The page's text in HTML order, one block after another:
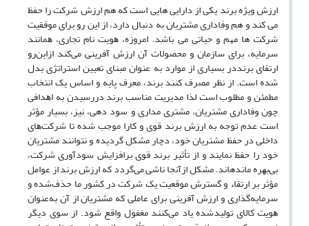
ارزش ویژه برند یکی از دارایی هایی است که هم ارزش شرکت را حفظ
می کند و هم وفاداری مشتریان به دنبال دارد، از این رو برای موفقیت
شرکت ها مهم و حیاتی می باشد. اﻣﺮوزه، ﻫﻮﯾﺖ ﻧﺎم ﺗﺠﺎری، ﻫﻤﺎﻧﻨﺪ
ﺳﺮﻣﺎﯾﻪ، ﺑﺮای ﺳﺎزﻣﺎن و ﻣﺤﺼﻮﻻت آن ارزش آﻓﺮﯾﻨﯽ ﻣﯽﮐﻨﺪ ازاﯾﻦرو
ارﺗﻘﺎی برنددر ﺑﺴﯿﺎری از ﻣﻮارد ﺑﻪ ﻋﻨﻮان ﻣﺒﻨﺎی ﺗﻌﯿﯿﻦ اﺳﺘﺮاﺗﮋی ﺑﺪل
ﺷﺪه اﺳﺖ. از ﻧﻈﺮ ﻣﺼﺮف ﮐﻨﻨﺪ برند، ﻣﻌﺮف ﭘﺎﯾﻪ و اﺳﺎس ﯾﮏ اﻧﺘﺨﺎب
ﻣﻄﻤﺌﻦ و ﻣﻄﻠﻮب اﺳﺖ ﻟﺬا ﻣﺪﯾﺮﯾﺖ ﻣﻨﺎﺳﺐ برند دررﺳﯿﺪن ﺑﻪ اﻫﺪاﻓﯽ
ﭼﻮن وﻓﺎداری ﻣﺸﺘﺮﯾﺎن، ﻣﺸﺘﺮی ﻣﺪاری و سود دهی، ﻧﯿﺰ، ﺑﺴﯿﺎر ﻣﺆﺛﺮ
اﺳﺖ ﻋﺪم ﺗﻮﺟﻪ ﺑﻪ ارزش برند ﻗﻮی و ﮐﺎرا ﻣﻮﺟﺐ ﺷﺪه ﺗﺎ ﺷﺮﮐﺖﻫﺎی
داﺧﻠﯽ در ﺣﻔﻆ ﻣﺸﺘﺮﯾﺎن ﺧﻮد، دﭼﺎر ﻣﺸﮑﻞ ﮔﺮدﯾﺪه و ﻧﺘﻮاﻧﻨﺪ ﻣﺸﺘﺮﯾﺎن
ﺧﻮد را ﺣﻔﻆ ﻧﻤﺎﯾﻨﺪ و از ﺗﺄﺛﯿﺮ برند ﻗﻮی ﺑﺮاﻓﺰاﯾﺶ ﺳﻮدآوری ﺷﺮﮐﺖ،
ﺑﯽﺑﻬﺮه ﻣﺎﻧﺪهاﻧﺪ. ﻣﺸﮑﻞ ازآﻧﺠﺎ ﻧﺎﺷﯽ ﻣﯽﮔﺮدد ﮐﻪ ارزش برند از ﻋﻮاﻣﻞ
ﻣﺆﺛﺮ ﺑﺮ ارﺗﻘﺎء و ﮔﺴﺘﺮش ﻣﻮﻗﻌﯿﺖ ﯾﮏ ﺷﺮﮐﺖ در ﮐﺸﻮر ﻣﺎ ﺣﺬفﺷﺪه و
ﺳﺮﻣﺎﯾﻪﮔﺬاری و ارزش آﻓﺮﯾﻨﯽ ﺑﺮای ﻋﺎﻣﻠﯽ ﮐﻪ ﻣﺸﺘﺮﯾﺎن از آن ﺑﻪﻋﻨﻮان
ﻫﻮﯾﺖ ﮐﺎﻻی ﺗﻮﻟﯿﺪﺷﺪه ﯾﺎد ﻣﯽﮐﻨﻨﺪ ﻣﻐﻔﻮل واﻗﻊ ﺷﻮد. از ﺳﻮی دﯾﮕﺮ